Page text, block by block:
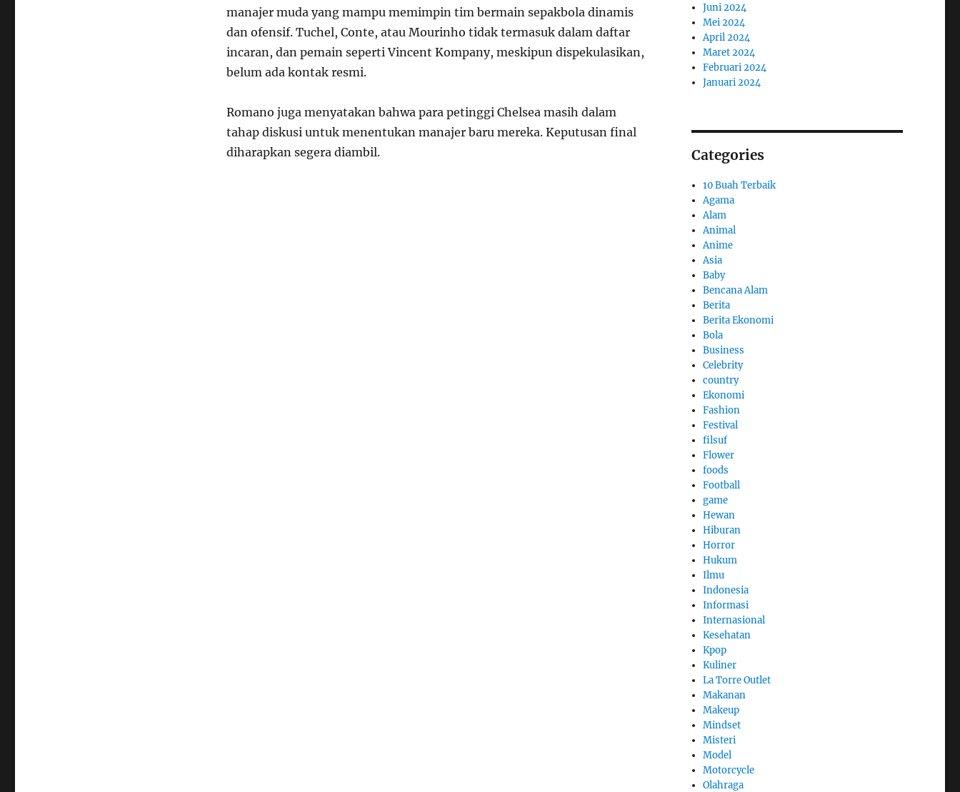
manajer muda yang mampu memimpin tim bermain sepakbola dinamis
dan ofensif. Tuchel, Conte, atau Mourinho tidak termasuk dalam daftar
incaran, dan pemain seperti Vincent Kompany, meskipun dispekulasikan,
belum ada kontak resmi.
Romano juga menyatakan bahwa para petinggi Chelsea masih dalam
tahap diskusi untuk menentukan manajer baru mereka. Keputusan final
diharapkan segera diambil.
Juni 2024
Mei 2024
April 2024
Maret 2024
Februari 2024
Januari 2024
Categories
10 Buah Terbaik
Agama
Alam
Animal
Anime
Asia
Baby
Bencana Alam
Berita
Berita Ekonomi
Bola
Business
Celebrity
country
Ekonomi
Fashion
Festival
filsuf
Flower
foods
Football
game
Hewan
Hiburan
Horror
Hukum
Ilmu
Indonesia
Informasi
Internasional
Kesehatan
Kpop
Kuliner
La Torre Outlet
Makanan
Makeup
Mindset
Misteri
Model
Motorcycle
Olahraga